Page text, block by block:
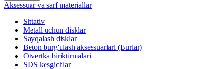
Aksessuar va sarf materiallar
Shtativ
Metall uchun disklar
Sayqalash disklar
Beton burg'ulash aksessuarlari (Burlar)
Otvertka biriktirmalari
SDS kesgichlar